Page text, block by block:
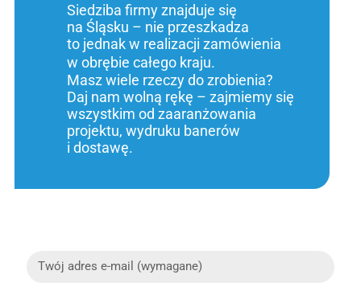
Siedziba firmy znajduje się
na Śląsku – nie przeszkadza
to jednak w realizacji zamówienia
w obrębie całego kraju.
Masz wiele rzeczy do zrobienia?
Daj nam wolną rękę – zajmiemy się
wszystkim od zaaranżowania
projektu, wydruku banerów
i dostawę.